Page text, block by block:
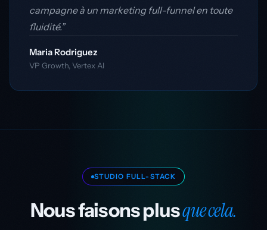
campagne à un marketing full-funnel en toute
fluidité.”
Maria Rodriguez
VP Growth, Vertex AI
STUDIO FULL-STACK
Nous faisons plusque cela.